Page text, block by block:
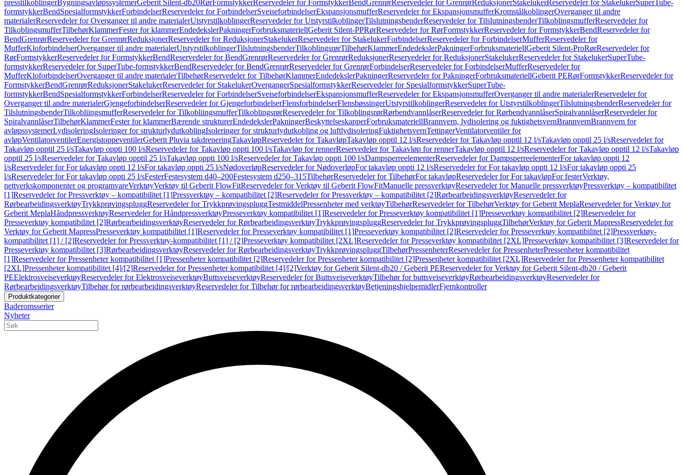
presstilkoblingerBygningsavløpssystemerGeberit Silent-db20RørFormstykkerReservedeler for FormstykkerBendGrenrørReservedeler for GrenrørReduksjonerStakelukerReservedeler for StakelukerSuperTube-
formstykkerBendSpesialformstykkerForbindelserReservedeler for ForbindelserSveiseforbindelserEkspansjonsmufferReservedeler for EkspansjonsmufferKromstålkoblingerOverganger til andre
materialerReservedeler for Overganger til andre materialerUtstyrstilkoblingerReservedeler for UtstyrstilkoblingerTilslutningsbenderReservedeler for TilslutningsbenderTilkoblingsmufferReservedeler for
TilkoblingsmufferTilbehørKlammerFester for klammerEndedekslerPakningerForbruksmateriellGeberit Silent-PPRørReservedeler for RørFormstykkerReservedeler for FormstykkerBendReservedeler for
BendGrenrørReservedeler for GrenrørReduksjonerReservedeler for ReduksjonerStakelukerReservedeler for StakelukerForbindelserReservedeler for ForbindelserMufferReservedeler for
MufferKloforbindelserOverganger til andre materialerUtstyrstilkoblingerTilslutningsbenderTilkoblingsrørTilbehørKlammerEndedekslerPakningerForbruksmateriellGeberit Silent-ProRørReservedeler for
RørFormstykkerReservedeler for FormstykkerBendReservedeler for BendGrenrørReservedeler for GrenrørReduksjonerReservedeler for ReduksjonerStakelukerReservedeler for StakelukerSuperTube-
formstykkerReservedeler for SuperTube-formstykkerBendReservedeler for BendGrenrørReservedeler for GrenrørForbindelserReservedeler for ForbindelserMufferReservedeler for
MufferKloforbindelserOverganger til andre materialerTilbehørReservedeler for TilbehørKlammerEndedekslerPakningerReservedeler for PakningerForbruksmateriellGeberit PERørFormstykkerReservedeler for
FormstykkerBendGrenrørReduksjonerStakelukerReservedeler for StakelukerOvergangerSpesialformstykkerReservedeler for SpesialformstykkerSuperTube-
formstykkerBendSpesialformstykkerForbindelserReservedeler for ForbindelserSveiseforbindelserEkspansjonsmufferReservedeler for EkspansjonsmufferOverganger til andre materialerReservedeler for
Overganger til andre materialerGjengeforbindelserReservedeler for GjengeforbindelserFlensforbindelserFlensbøssingerUtstyrstilkoblingerReservedeler for UtstyrstilkoblingerTilslutningsbenderReservedeler for
TilslutningsbenderTilkobliingsmufferReservedeler for TilkobliingsmufferTilkoblingsrørReservedeler for TilkoblingsrørRørbendvannlåserReservedeler for RørbendvannlåserSpiralvannlåserReservedeler for
SpiralvannlåserTilbehørKlammerFester for klammerBærende strukturerEndedekslerPakningerBeskyttelseskapperForbruksmateriellBrannvern, lydisolering og fuktighetsvernBrannvernBrannvern for
avløpssystemerLydisoleringIsoleringer for strukturlydutkoblingIsoleringer for strukturlydutkobling og luftlydisoleringFuktighetsvernTettingerVentilatorventiler for
avløpVentilatorventilerEnergistoppeventilerGeberit Pluvia takdreneringTakavløpReservedeler for TakavløpTakavløp opptil 12 l/sReservedeler for Takavløp opptil 12 l/sTakavløp opptil 25 l/sReservedeler for
Takavløp opptil 25 l/sTakavløp oppti 100 l/sReservedeler for Takavløp oppti 100 l/sTakavløp for rennerReservedeler for Takavløp for rennerTakavløp opptil 12 l/sReservedeler for Takavløp opptil 12 l/sTakavløp
opptil 25 l/sReservedeler for Takavløp opptil 25 l/sTakavløp oppti 100 l/sReservedeler for Takavløp oppti 100 l/sDampsperreelementerReservedeler for DampsperreelementerFor takavløp oppti 12
l/sReservedeler for For takavløp oppti 12 l/sFor takavløp oppti 25 l/sNødoverløpReservedeler for NødoverløpFor takavløp oppti 12 l/sReservedeler for For takavløp oppti 12 l/sFor takavløp oppti 25
l/sReservedeler for For takavløp oppti 25 l/sFesterFestesystem d40–200Festesystem d250–315TilbehørReservedeler for TilbehørFor takavløpReservedeler for For takavløpFor festerVerktøy,
nettverkskomponenter og programvareVerktøyVerktøy til Geberit FlowFitReservedeler for Verktøy til Geberit FlowFitManuelle pressverktøyReservedeler for Manuelle pressverktøyPressverktøy – kompatibilitet
[1]Reservedeler for Pressverktøy – kompatibilitet [1]Pressverktøy – kompatibilitet [2]Reservedeler for Pressverktøy – kompatibilitet [2]RørbearbeidingsverktøyReservedeler for
RørbearbeidingsverktøyTrykkprøvingspluggReservedeler for TrykkprøvingspluggTestmiddelPressenheter med verktøyTilbehørReservedeler for TilbehørVerktøy for Geberit MeplaReservedeler for Verktøy for
Geberit MeplaHåndpressverktøyReservedeler for HåndpressverktøyPresseverktøy kompatibilitet [1]Reservedeler for Presseverktøy kompatibilitet [1]Presseverktøy kompatibilitet [2]Reservedeler for
Presseverktøy kompatibilitet [2]RørbearbeidingsverktøyReservedeler for RørbearbeidingsverktøyTrykkprøvingspluggReservedeler for TrykkprøvingspluggTilbehørVerktøy for Geberit MapressReservedeler for
Verktøy for Geberit MapressPresseverktøy kompatibilitet [1]Reservedeler for Presseverktøy kompatibilitet [1]Presseverktøy kompatibilitet [2]Reservedeler for Presseverktøy kompatibilitet [2]Pressverktøy-
kompatibilitet [1] / [2]Reservedeler for Pressverktøy-kompatibilitet [1] / [2]Presseverktøy kompatibilitet [2XL]Reservedeler for Presseverktøy kompatibilitet [2XL]Presseverktøy kompatibilitet [3]Reservedeler for
Presseverktøy kompatibilitet [3]RørbearbeidingsverktøyReservedeler for RørbearbeidingsverktøyTrykkprøvingspluggTilbehørPressenheterReservedeler for PressenheterPressenheter kompatibilitet
[1]Reservedeler for Pressenheter kompatibilitet [1]Pressenheter kompatibilitet [2]Reservedeler for Pressenheter kompatibilitet [2]Pressenheter kompatibilitet [2XL]Reservedeler for Pressenheter kompatibilitet
[2XL]Pressenheter kompatibilitet [4]/[2]Reservedeler for Pressenheter kompatibilitet [4]/[2]Verktøy for Geberit Silent-db20 / Geberit PEReservedeler for Verktøy for Geberit Silent-db20 / Geberit
PEElektrosveiseverktøyReservedeler for ElektrosveiseverktøyButtsveiseverktøyReservedeler for ButtsveiseverktøyTilbehør for buttsveiseverktøyRørbearbeidingsverktøyReservedeler for
RørbearbeidingsverktøyTilbehør for rørbearbeidingsverktøyReservedeler for Tilbehør for rørbearbeidingsverktøyBetjeningshjelpemidlerFjernkontroller
Produktkategorier
Baderomsserier
Nyheter